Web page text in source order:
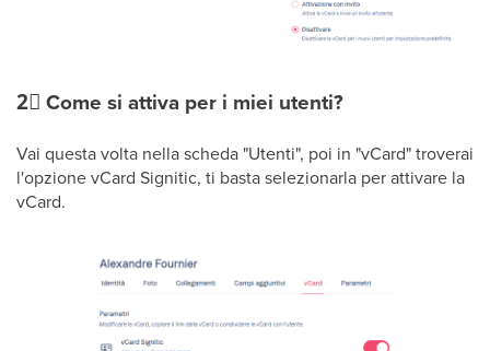
2⃣ Come si attiva per i miei utenti?
Vai questa volta nella scheda "Utenti", poi in "vCard" troverai
l'opzione vCard Signitic, ti basta selezionarla per attivare la
vCard.